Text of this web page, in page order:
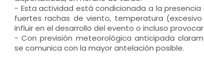
- Esta actividad está condicionada a la
fuertes rachas de viento, temperatura
influir en el desarrollo del evento o incluso
- Con previsión meteorológica anticipada
se comunica con la mayor antelación posible.